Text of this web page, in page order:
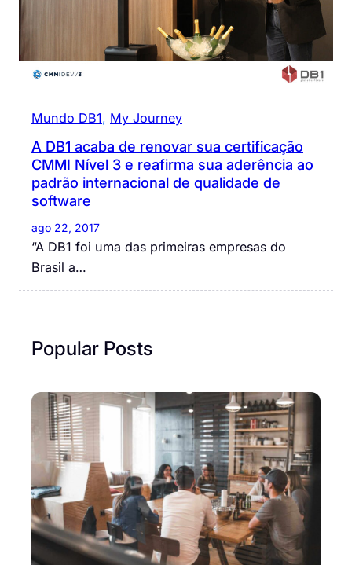
Mundo DB1, My Journey
A DB1 acaba de renovar sua certificação
CMMI Nível 3 e reafirma sua aderência ao
padrão internacional de qualidade de
software
ago 22, 2017
“A DB1 foi uma das primeiras empresas do
Brasil a…
Popular Posts